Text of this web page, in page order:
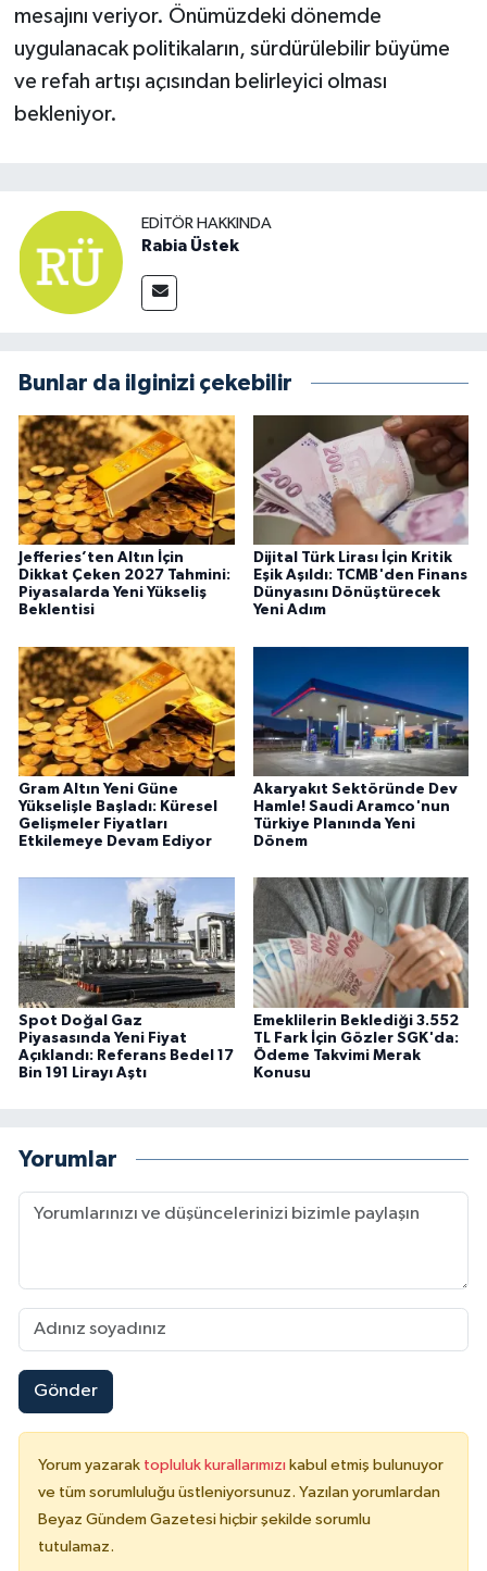
mesajını veriyor. Önümüzdeki dönemde
uygulanacak politikaların, sürdürülebilir büyüme
ve refah artışı açısından belirleyici olması
bekleniyor.
EDITÖR HAKKINDA
Rabia Üstek
Bunlar da ilginizi çekebilir
Jefferies’ten Altın İçin
Dikkat Çeken 2027 Tahmini:
Piyasalarda Yeni Yükseliş
Beklentisi
Dijital Türk Lirası İçin Kritik
Eşik Aşıldı: TCMB'den Finans
Dünyasını Dönüştürecek
Yeni Adım
Gram Altın Yeni Güne
Yükselişle Başladı: Küresel
Gelişmeler Fiyatları
Etkilemeye Devam Ediyor
Akaryakıt Sektöründe Dev
Hamle! Saudi Aramco'nun
Türkiye Planında Yeni
Dönem
Spot Doğal Gaz
Piyasasında Yeni Fiyat
Açıklandı: Referans Bedel 17
Bin 191 Lirayı Aştı
Emeklilerin Beklediği 3.552
TL Fark İçin Gözler SGK'da:
Ödeme Takvimi Merak
Konusu
Yorumlar
Gönder
Yorum yazarak topluluk kurallarımızı kabul etmiş bulunuyor
ve tüm sorumluluğu üstleniyorsunuz. Yazılan yorumlardan
Beyaz Gündem Gazetesi hiçbir şekilde sorumlu
tutulamaz.